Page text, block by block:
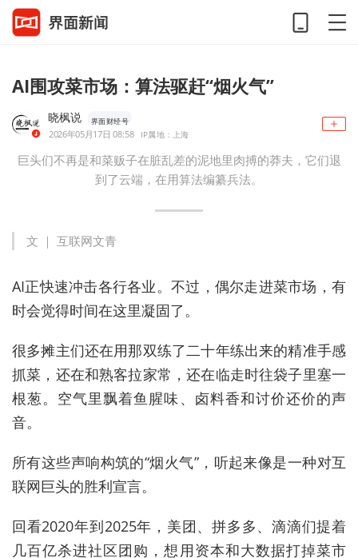
AI围攻菜市场：算法驱赶“烟火气”
晓枫说 界面财经号
2026年05月17日 08:58 IP属地：上海
巨头们不再是和菜贩子在脏乱差的泥地里肉搏的莽夫，它们退
到了云端，在用算法编纂兵法。
文 ｜ 互联网文青
AI正快速冲击各行各业。不过，偶尔走进菜市场，有
时会觉得时间在这里凝固了。
很多摊主们还在用那双练了二十年练出来的精准手感
抓菜，还在和熟客拉家常，还在临走时往袋子里塞一
根葱。空气里飘着鱼腥味、卤料香和讨价还价的声
音。
所有这些声响构筑的“烟火气”，听起来像是一种对互
联网巨头的胜利宣言。
回看2020年到2025年，美团、拼多多、滴滴们提着
几百亿杀进社区团购，想用资本和大数据打掉菜市